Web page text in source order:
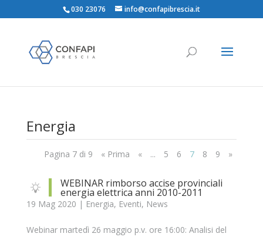
030 23076 info@confapibrescia.it
Energia
Pagina 7 di 9 « Prima « ... 5 6 7 8 9 »
WEBINAR rimborso accise provinciali
energia elettrica anni 2010-2011
19 Mag 2020 | Energia, Eventi, News
Webinar martedì 26 maggio p.v. ore 16:00: Analisi del